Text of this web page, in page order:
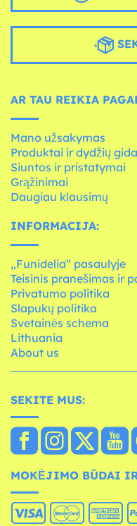
AR TAU REIKIA
Mano užsakymas
Produktai ir dydžių
Siuntos ir pristatymai
Grąžinimai
Daugiau klausimų
INFORMACIJA:
„Funidelia“ pasaulyje
Teisinis pranešimas ir
Privatumo politika
Slapukų politika
Svetainės schema
Lithuania
About us
SEKITE MUS:
MOKĖJIMO BŪDAI